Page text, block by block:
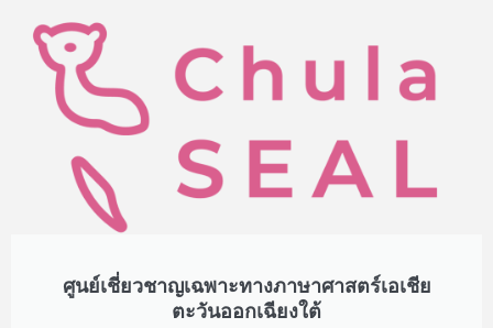
ศูนย์เชี่ยวชาญเฉพาะทางภาษาศาสตร์เอเชีย
ตะวันออกเฉียงใต้